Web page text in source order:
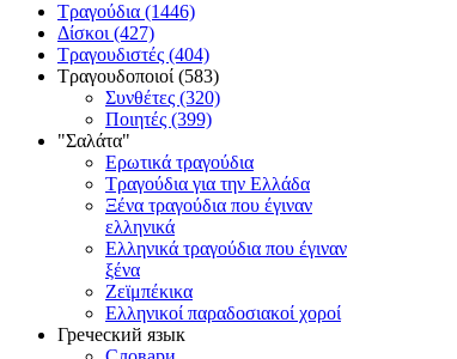
Τραγούδια (1446)
Δίσκοι (427)
Τραγουδιστές (404)
Τραγουδοποιοί (583)
Συνθέτες (320)
Ποιητές (399)
"Σαλάτα"
Ερωτικά τραγούδια
Τραγούδια για την Ελλάδα
Ξένα τραγούδια που έγιναν
ελληνικά
Ελληνικά τραγούδια που έγιναν
ξένα
Ζεϊμπέκικα
Ελληνικοί παραδοσιακοί χοροί
Греческий язык